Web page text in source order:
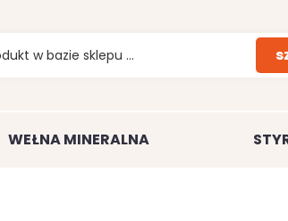
WEŁNA MINERALNA